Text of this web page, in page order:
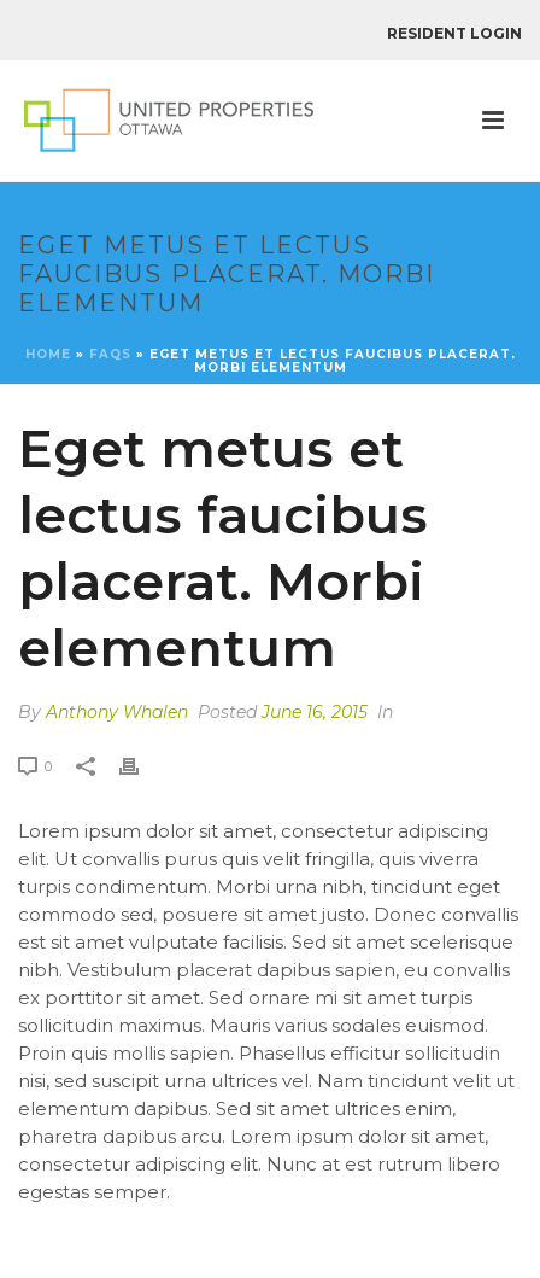
RESIDENT LOGIN
EGET METUS ET LECTUS
FAUCIBUS PLACERAT. MORBI
ELEMENTUM
HOME » FAQS » EGET METUS ET LECTUS FAUCIBUS PLACERAT.
MORBI ELEMENTUM
Eget metus et
lectus faucibus
placerat. Morbi
elementum
ByAnthony Whalen PostedJune 16, 2015 In
0
Lorem ipsum dolor sit amet, consectetur adipiscing
elit. Ut convallis purus quis velit fringilla, quis viverra
turpis condimentum. Morbi urna nibh, tincidunt eget
commodo sed, posuere sit amet justo. Donec convallis
est sit amet vulputate facilisis. Sed sit amet scelerisque
nibh. Vestibulum placerat dapibus sapien, eu convallis
ex porttitor sit amet. Sed ornare mi sit amet turpis
sollicitudin maximus. Mauris varius sodales euismod.
Proin quis mollis sapien. Phasellus efficitur sollicitudin
nisi, sed suscipit urna ultrices vel. Nam tincidunt velit ut
elementum dapibus. Sed sit amet ultrices enim,
pharetra dapibus arcu. Lorem ipsum dolor sit amet,
consectetur adipiscing elit. Nunc at est rutrum libero
egestas semper.